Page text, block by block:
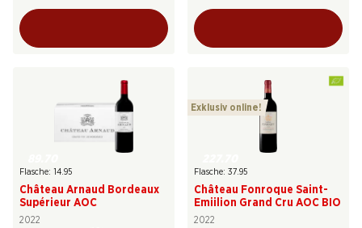
Flasche: 14.95
Château Arnaud Bordeaux
Supérieur AOC
2022
Exklusiv online!
Flasche: 37.95
Château Fonroque Saint-
Emiilion Grand Cru AOC BIO
2022